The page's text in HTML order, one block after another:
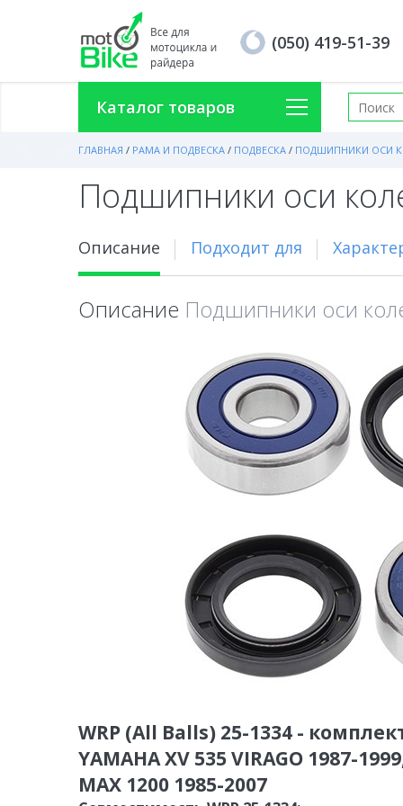
(050) 419-51-39
Каталог товаров
ГЛАВНАЯ / РАМА И ПОДВЕСКА / ПОДВЕСКА / ПОДШИПНИКИ ОСИ
Подшипники оси
Описание Подходит для
Описание Подшипники оси
WRP (All Balls) 25-1334 -
YAMAHA XV 535 VIRAGO 1987-
MAX 1200 1985-2007